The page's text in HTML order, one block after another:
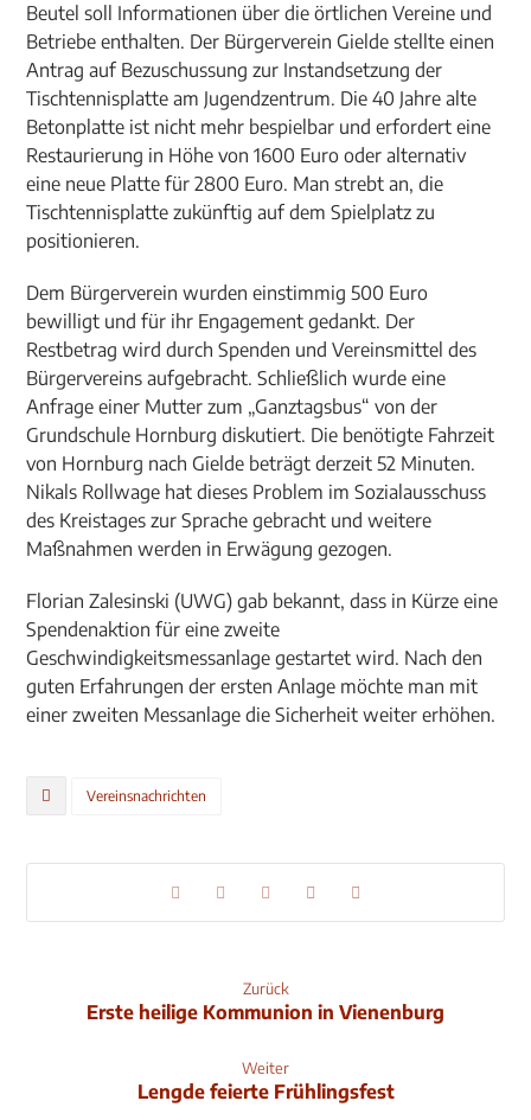
Beutel soll Informationen über die örtlichen Vereine und
Betriebe enthalten. Der Bürgerverein Gielde stellte einen
Antrag auf Bezuschussung zur Instandsetzung der
Tischtennisplatte am Jugendzentrum. Die 40 Jahre alte
Betonplatte ist nicht mehr bespielbar und erfordert eine
Restaurierung in Höhe von 1600 Euro oder alternativ
eine neue Platte für 2800 Euro. Man strebt an, die
Tischtennisplatte zukünftig auf dem Spielplatz zu
positionieren.
Dem Bürgerverein wurden einstimmig 500 Euro
bewilligt und für ihr Engagement gedankt. Der
Restbetrag wird durch Spenden und Vereinsmittel des
Bürgervereins aufgebracht. Schließlich wurde eine
Anfrage einer Mutter zum „Ganztagsbus“ von der
Grundschule Hornburg diskutiert. Die benötigte Fahrzeit
von Hornburg nach Gielde beträgt derzeit 52 Minuten.
Nikals Rollwage hat dieses Problem im Sozialausschuss
des Kreistages zur Sprache gebracht und weitere
Maßnahmen werden in Erwägung gezogen.
Florian Zalesinski (UWG) gab bekannt, dass in Kürze eine
Spendenaktion für eine zweite
Geschwindigkeitsmessanlage gestartet wird. Nach den
guten Erfahrungen der ersten Anlage möchte man mit
einer zweiten Messanlage die Sicherheit weiter erhöhen.
Vereinsnachrichten
Zurück
Erste heilige Kommunion in Vienenburg
Weiter
Lengde feierte Frühlingsfest